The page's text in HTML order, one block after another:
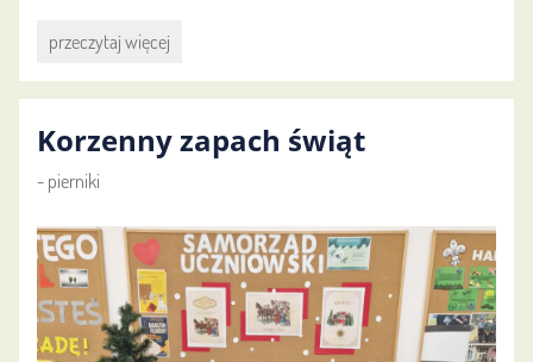
Otwórzmy
dla
przeczytaj więcej
Korzenny zapach świąt
- pierniki